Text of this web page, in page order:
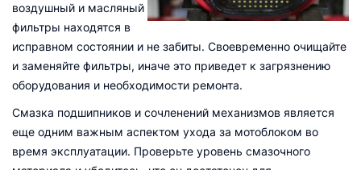
воздушный и масляный
фильтры находятся в
исправном состоянии и не забиты. Своевременно очищайте
и заменяйте фильтры, иначе это приведет к загрязнению
оборудования и необходимости ремонта.
Смазка подшипников и сочленений механизмов является
еще одним важным аспектом ухода за мотоблоком во
время эксплуатации. Проверьте уровень смазочного